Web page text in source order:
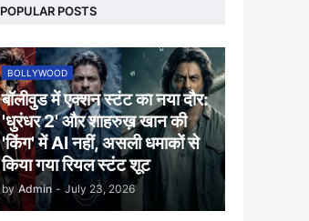
POPULAR POSTS
BOLLYWOOD
बॉलीवुड में एक्शन स्टंट का नया दौर:
'धुरंधर 2' और शाहरुख़ खान की
'किंग' में AI नहीं, असली धमाकों से
किया गया रियल स्टंट शूट
by Admin - July 23, 2026